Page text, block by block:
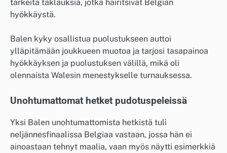
tärkeitä taklauksia, jotka häiritsivät Belgian
hyökkäystä.
Balen kyky osallistua puolustukseen auttoi
ylläpitämään joukkueen muotoa ja tarjosi tasapainoa
hyökkäyksen ja puolustuksen välillä, mikä oli
olennaista Walesin menestykselle turnauksessa.
Unohtumattomat hetket pudotuspeleissä
Yksi Balen unohtumattomista hetkistä tuli
neljännesfinaalissa Belgiaa vastaan, jossa hän ei
ainoastaan tehnyt maalia, vaan myös näytti esimerkkiä